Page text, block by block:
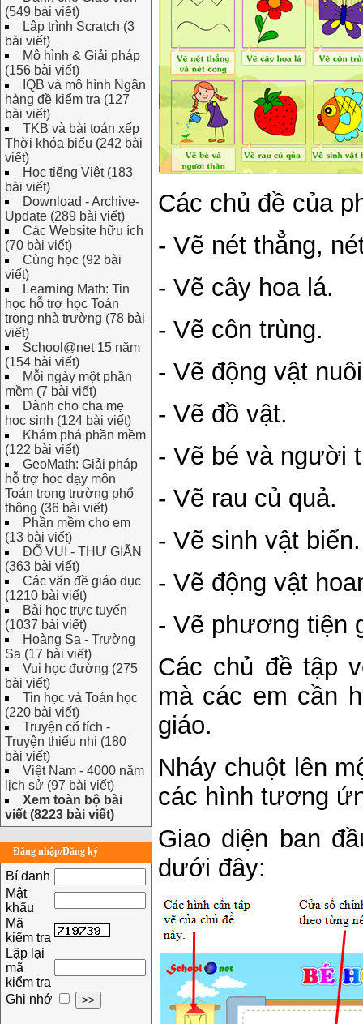
(549 bài viết)
Lập trình Scratch (3
bài viết)
Mô hình & Giải pháp
(156 bài viết)
IQB và mô hình Ngân
hàng đề kiểm tra (127
bài viết)
TKB và bài toán xếp
Thời khóa biểu (242 bài
viết)
Học tiếng Việt (183
bài viết)
Download - Archive-
Update (289 bài viết)
Các Website hữu ích
(70 bài viết)
Cùng học (92 bài
viết)
Learning Math: Tin
học hỗ trợ học Toán
trong nhà trường (78 bài
viết)
School@net 15 năm
(154 bài viết)
Mỗi ngày một phần
mềm (7 bài viết)
Dành cho cha mẹ
học sinh (124 bài viết)
Khám phá phần mềm
(122 bài viết)
GeoMath: Giải pháp
hỗ trợ học dạy môn
Toán trong trường phổ
thông (36 bài viết)
Phần mềm cho em
(13 bài viết)
ĐỐ VUI - THƯ GIÃN
(363 bài viết)
Các vấn đề giáo dục
(1210 bài viết)
Bài học trực tuyến
(1037 bài viết)
Hoàng Sa - Trường
Sa (17 bài viết)
Vui học đường (275
bài viết)
Tin học và Toán học
(220 bài viết)
Truyện cổ tích -
Truyện thiếu nhi (180
bài viết)
Việt Nam - 4000 năm
lịch sử (97 bài viết)
Xem toàn bộ bài
viết (8223 bài viết)
Đăng nhập/Đăng ký
Bí danh
Mật
khẩu
Mã
kiểm tra
Lặp lại
mã
kiểm tra
Ghi nhớ
Các chủ đề của
- Vẽ nét thẳng,
- Vẽ cây hoa lá.
- Vẽ côn trùng.
- Vẽ động vật
- Vẽ đồ vật.
- Vẽ bé và người
- Vẽ rau củ quả.
- Vẽ sinh vật biển.
- Vẽ động vật
- Vẽ phương tiện
Các chủ đề tập
mà các em cần
giáo.
Nháy chuột lên
các hình tương
Giao diện ban
dưới đây: